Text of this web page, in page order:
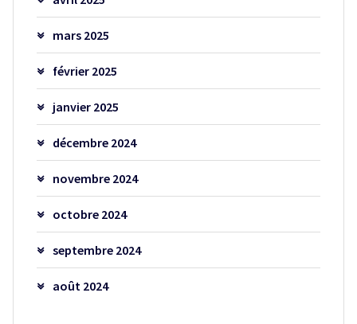
mars 2025
février 2025
janvier 2025
décembre 2024
novembre 2024
octobre 2024
septembre 2024
août 2024